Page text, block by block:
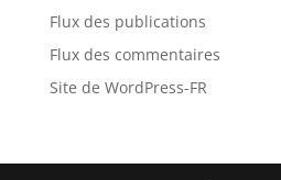
Flux des publications
Flux des commentaires
Site de WordPress-FR